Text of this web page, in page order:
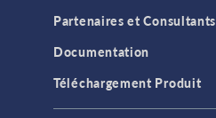
Partenaires et Consultants
Documentation
Téléchargement Produit